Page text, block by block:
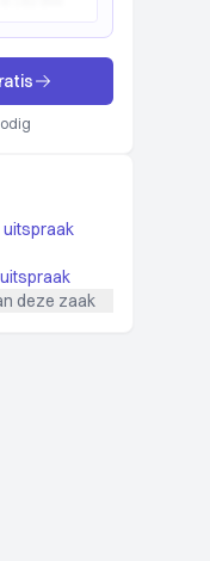
uitspraak
deze zaak